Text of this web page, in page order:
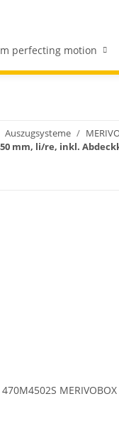
perfecting motion
Auszugsysteme
mm, li/re, inkl.